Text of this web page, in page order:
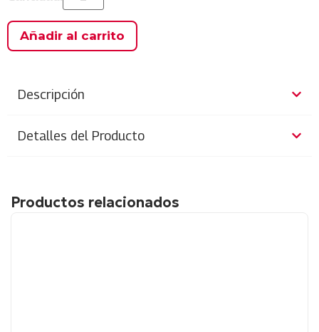
Añadir al carrito
Descripción
Detalles del Producto
Productos relacionados